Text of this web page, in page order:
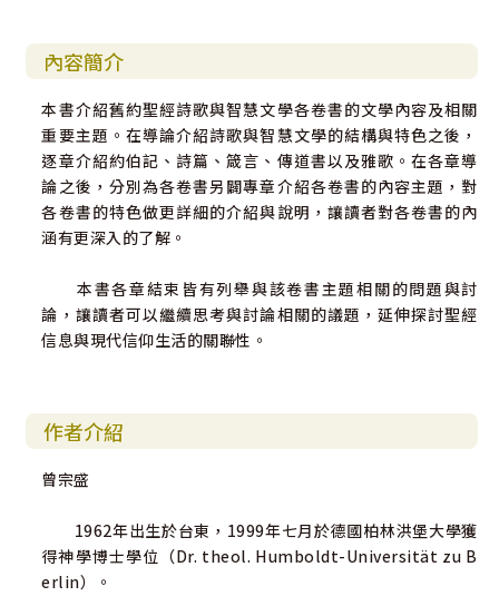
內容簡介
本書介紹舊約聖經詩歌與智慧文學各卷書的文學內容及相關
重要主題。在導論介紹詩歌與智慧文學的結構與特色之後，
逐章介紹約伯記、詩篇、箴言、傳道書以及雅歌。在各章導
論之後，分別為各卷書另闢專章介紹各卷書的內容主題，對
各卷書的特色做更詳細的介紹與說明，讓讀者對各卷書的內
涵有更深入的了解。
本書各章結束皆有列舉與該卷書主題相關的問題與討
論，讓讀者可以繼續思考與討論相關的議題，延伸探討聖經
信息與現代信仰生活的關聯性。
作者介紹
曾宗盛
1962年出生於台東，1999年七月於德國柏林洪堡大學獲
得神學博士學位（Dr. theol. Humboldt-Universität zu B
erlin）。